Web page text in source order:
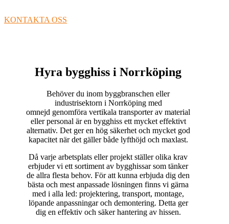
KONTAKTA OSS
Hyra bygghiss i Norrköping
Behöver du inom byggbranschen eller
industrisektorn i Norrköping med
omnejd genomföra vertikala transporter av material
eller personal är en bygghiss ett mycket effektivt
alternativ. Det ger en hög säkerhet och mycket god
kapacitet när det gäller både lyfthöjd och maxlast.
Då varje arbetsplats eller projekt ställer olika krav
erbjuder vi ett sortiment av bygghissar som tänker
de allra flesta behov. För att kunna erbjuda dig den
bästa och mest anpassade lösningen finns vi gärna
med i alla led: projektering, transport, montage,
löpande anpassningar och demontering. Detta ger
dig en effektiv och säker hantering av hissen.